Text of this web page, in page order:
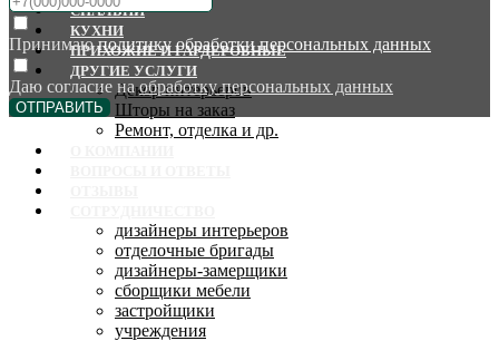
СПАЛЬНИ
КУХНИ
ПРИХОЖИЕ И ГАРДЕРОБНЫЕ
ДРУГИЕ УСЛУГИ
Декор интерьеров
Шторы на заказ
Ремонт, отделка и др.
дизайнеры интерьеров
отделочные бригады
дизайнеры-замерщики
сборщики мебели
застройщики
учреждения
Принимаюполитику обработки персональных данных
Даю согласие наобработку персональных данных
ОТПРАВИТЬ